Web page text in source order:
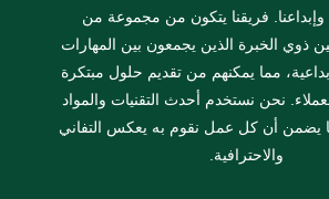
وإبداعنا. فريقنا يتكون من مجموعة من
ذوي الخبرة الذين يجمعون بين المهارات
مما يمكنهم من تقديم حلول مبتكرة
نحن نستخدم أحدث التقنيات والمواد
يضمن أن كل عمل نقوم به يعكس التفاني
والاحترافية.